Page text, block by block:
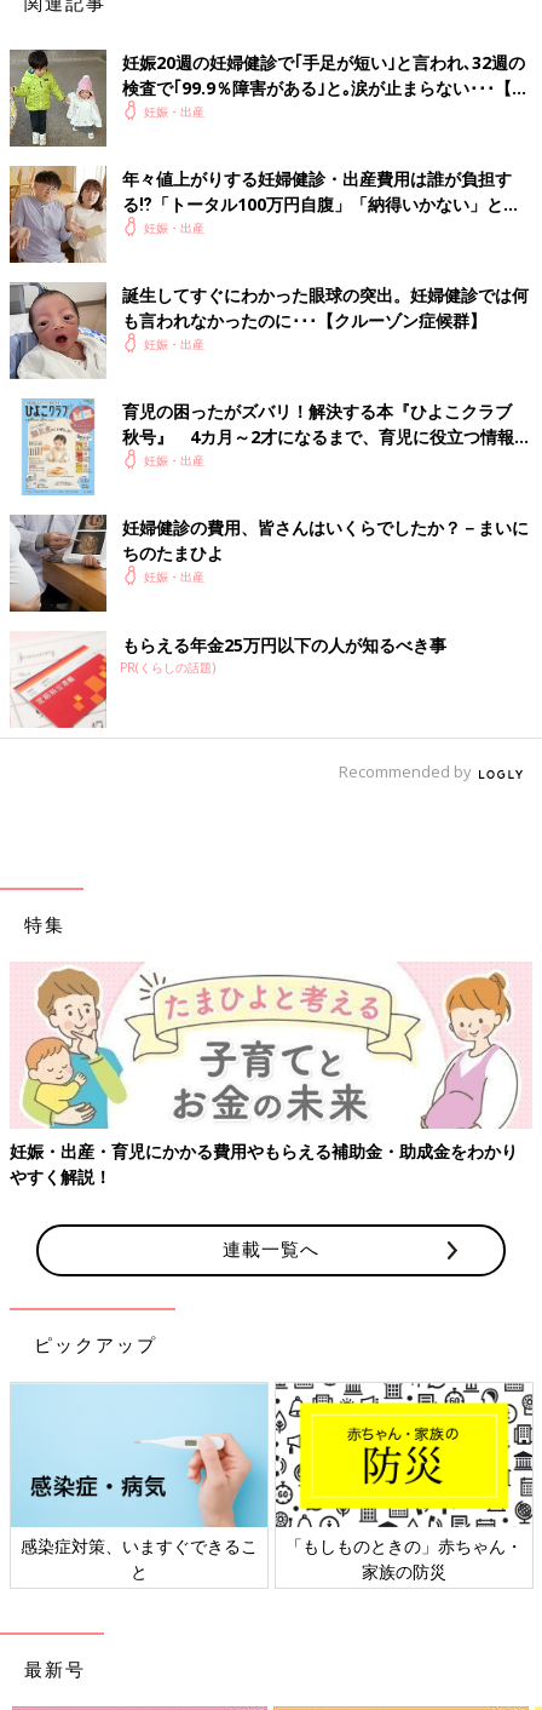
妊娠20週の妊婦健診で｢手足が短い｣と言われ､32週の
検査で｢99.9％障害がある｣と｡涙が止まらない･･･【ス
ティックラー症候群1型】
妊娠・出産
年々値上がりする妊婦健診・出産費用は誰が負担す
る⁉「トータル100万円自腹」「納得いかない」と、
不満の声も！
妊娠・出産
誕生してすぐにわかった眼球の突出。妊婦健診では何
も言われなかったのに･･･【クルーゾン症候群】
妊娠・出産
育児の困ったがズバリ！解決する本『ひよこクラブ
秋号』 4カ月～2才になるまで、育児に役立つ情報が
いっぱい！
妊娠・出産
妊婦健診の費用、皆さんはいくらでしたか？－まいに
ちのたまひよ
妊娠・出産
もらえる年金25万円以下の人が知るべき事
PR(くらしの話題)
Recommended by
特集
妊娠・出産・育児にかかる費用やもらえる補助金・助成金をわかり
やすく解説！
連載一覧へ
ピックアップ
感染症対策、いますぐできるこ
と
「もしものときの」赤ちゃん・
家族の防災
最新号